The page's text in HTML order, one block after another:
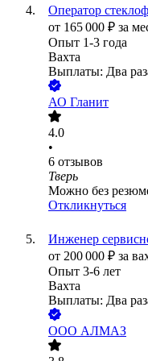
Оператор
от 165 000 ₽ за
Опыт 1-3 года
Вахта
Выплаты: Два
АО Гланит
4.0
•
6 отзывов
Тверь
Можно без
Откликнуться
Инженер
от 200 000 ₽ за
Опыт 3-6 лет
Вахта
Выплаты: Два
ООО АЛМАЗ